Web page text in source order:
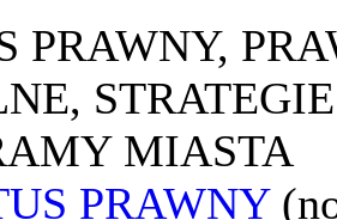
PRAWNY,
MIASTA
PRAWNY